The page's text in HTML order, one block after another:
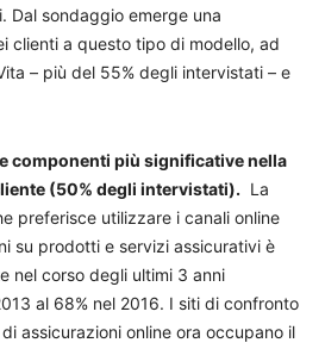
Dal sondaggio emerge una
clienti a questo tipo di modello, ad
– più del 55% degli intervistati – e
componenti più significative nella
(50% degli intervistati). La
preferisce utilizzare i canali online
su prodotti e servizi assicurativi è
nel corso degli ultimi 3 anni
al 68% nel 2016. I siti di confronto
assicurazioni online ora occupano il